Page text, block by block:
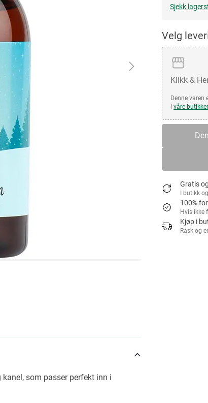
Sjekk
Velg
Klikk &
Denne varen
ivåre
Gratis
I butikk
100%
Hvis ikke
Kjøp i
Rask og
som passer perfekt inn i